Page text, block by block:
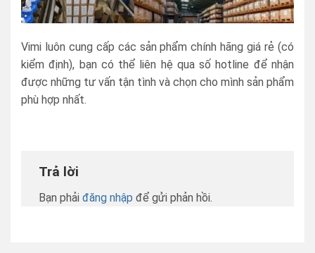
Vimi luôn cung cấp các sản phẩm chính hãng giá rẻ (có
kiểm định), bạn có thể liên hệ qua số hotline để nhận
được những tư vấn tận tình và chọn cho mình sản phẩm
phù hợp nhất.
Trả lời
Bạn phải đăng nhập để gửi phản hồi.